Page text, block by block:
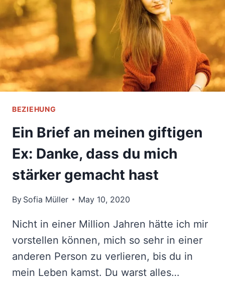
BEZIEHUNG
Ein Brief an meinen giftigen
Ex: Danke, dass du mich
stärker gemacht hast
By Sofia Müller May 10, 2020
Nicht in einer Million Jahren hätte ich mir
vorstellen können, mich so sehr in einer
anderen Person zu verlieren, bis du in
mein Leben kamst. Du warst alles…